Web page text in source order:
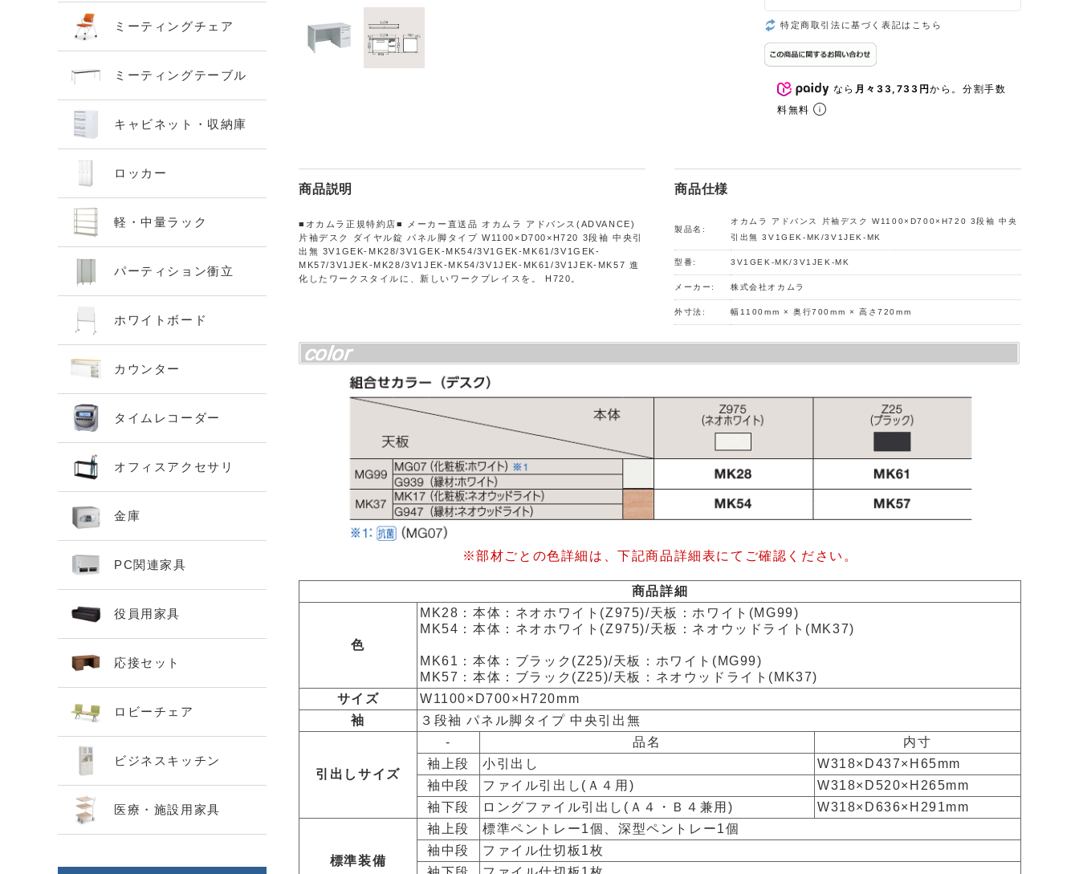
特定商取引法に基づく表記はこちら
なら 月々33,733円から。分割手数
料無料
商品説明
■オカムラ正規特約店■ メーカー直送品 オカムラ アドバンス(ADVANCE)
片袖デスク ダイヤル錠 パネル脚タイプ W1100×D700×H720 3段袖 中央引
出無 3V1GEK-MK28/3V1GEK-MK54/3V1GEK-MK61/3V1GEK-
MK57/3V1JEK-MK28/3V1JEK-MK54/3V1JEK-MK61/3V1JEK-MK57 進
化したワークスタイルに、新しいワークプレイスを。 H720。
商品仕様
製品名:
オカムラ アドバンス 片袖デスク W1100×D700×H720 3段袖 中央
引出無 3V1GEK-MK/3V1JEK-MK
型番: 3V1GEK-MK/3V1JEK-MK
メーカー: 株式会社オカムラ
外寸法: 幅1100mm × 奥行700mm × 高さ720mm
※部材ごとの色詳細は、下記商品詳細表にてご確認ください。
商品詳細
色
MK28：本体：ネオホワイト(Z975)/天板：ホワイト(MG99)
MK54：本体：ネオホワイト(Z975)/天板：ネオウッドライト(MK37)
MK61：本体：ブラック(Z25)/天板：ホワイト(MG99)
MK57：本体：ブラック(Z25)/天板：ネオウッドライト(MK37)
サイズ
W1100×D700×H720mm
袖
３段袖 パネル脚タイプ 中央引出無
引出しサイズ
- 品名
内寸
袖上段
小引出し
W318×D437×H65mm
袖中段
ファイル引出し(Ａ４用)
W318×D520×H265mm
袖下段
ロングファイル引出し(Ａ４・Ｂ４兼用) W318×D636×H291mm
標準装備
袖上段
標準ペントレー1個、深型ペントレー1個
袖中段
ファイル仕切板1枚
ミーティングチェア
ミーティングテーブル
キャビネット・収納庫
ロッカー
軽・中量ラック
パーティション衝立
ホワイトボード
カウンター
タイムレコーダー
オフィスアクセサリ
金庫
PC関連家具
役員用家具
応接セット
ロビーチェア
ビジネスキッチン
医療・施設用家具